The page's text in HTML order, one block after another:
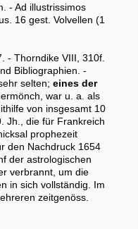
- Ad illustrissimos
16 gest. Volvellen (1
- Thorndike VIII, 310f.
Bibliographien. -
selten; eines der
war u. a. als
von insgesamt 10
Jh., die für Frankreich
prophezeit
den Nachdruck 1654
der astrologischen
verbrannt, um die
in sich vollständig. Im
zeitgenöss.